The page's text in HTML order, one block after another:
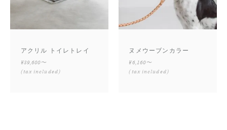
アクリル トイレトレイ
¥39,600〜
(tax included)
ヌメウーブンカラー
¥6,160〜
(tax included)